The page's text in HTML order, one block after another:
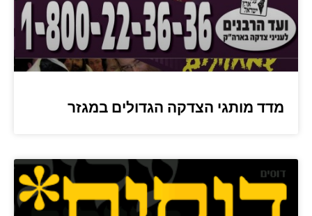
מדד מותגי הצדקה הגדולים במגזר